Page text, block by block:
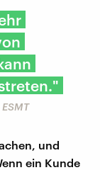
und
ein Kunde